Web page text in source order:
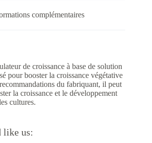
complémentaires
de croissance à base de solution
pour booster la croissance végétative
du fabriquant, il peut
la croissance et le développement
cultures.
like us: